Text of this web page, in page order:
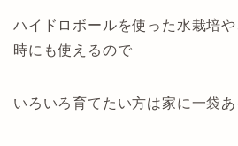
ハイドロボールを使った水栽培
時にも使えるので
いろいろ育てたい方は家に一袋